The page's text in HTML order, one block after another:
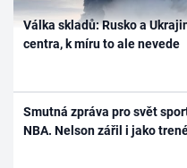
Válka skladů: Rusko a
centra, k míru to ale nevede
Smutná zpráva pro svět
NBA. Nelson zářil i jako